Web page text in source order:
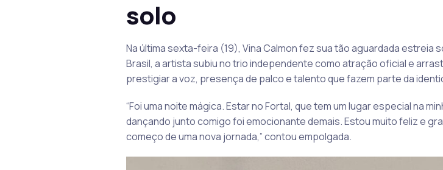
solo
Na última sexta-feira (19), Vina Calmon fez sua tão aguardada estreia
Brasil, a artista subiu no trio independente como atração oficial e
prestigiar a voz, presença de palco e talento que fazem parte da
“Foi uma noite mágica. Estar no Fortal, que tem um lugar especial na
dançando junto comigo foi emocionante demais. Estou muito feliz e
começo de uma nova jornada,” contou empolgada.